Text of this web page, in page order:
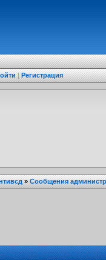
|Регистрация
»Сообщения